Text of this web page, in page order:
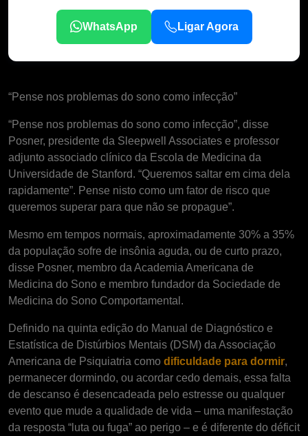
WhatsApp Ligar Agora
“Pense nos problemas do sono como infecção”
“Pense nos problemas do sono como infecção”, disse
Posner, presidente da Sleepwell Associates e professor
adjunto associado clínico da Escola de Medicina da
Universidade de Stanford. “Queremos saltar em cima dela
rapidamente”. Pense nisto como um fator de risco que
queremos superar para que não se propague”.
Mesmo em tempos normais, aproximadamente 30% a 35%
da população sofre de insônia aguda, ou de curto prazo,
disse Posner, membro da Academia Americana de
Medicina do Sono e membro fundador da Sociedade de
Medicina do Sono Comportamental.
Definido na quinta edição do Manual de Diagnóstico e
Estatística de Distúrbios Mentais (DSM) da Associação
Americana de Psiquiatria como dificuldade para dormir,
permanecer dormindo, ou acordar cedo demais, essa falta
de descanso é desencadeada pelo estresse ou qualquer
evento que mude a qualidade de vida – uma manifestação
da resposta “luta ou fuga” ao perigo – e é diferente do déficit